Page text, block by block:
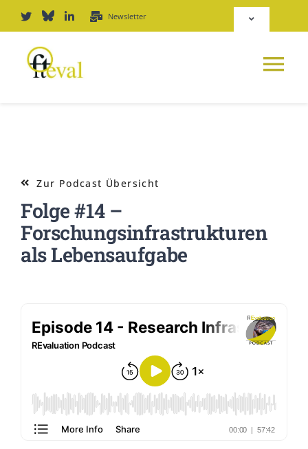
Inhalt
springen
Newsletter
Toggle
Deutsch
Login
JOURNAL
PODCAST
EVENTS
STANDARDS
LESENSWERTES
Zur Podcast Übersicht
Folge #14 –
Forschungsinfrastrukturen
als Lebensaufgabe